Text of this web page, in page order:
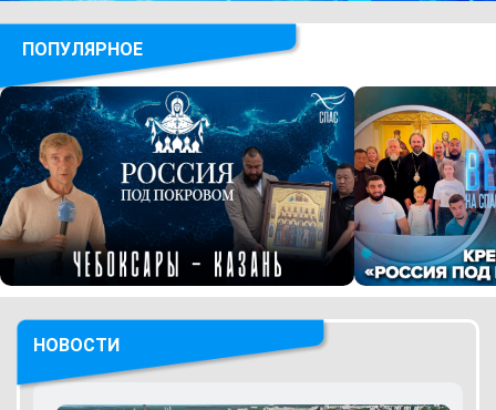
ПОПУЛЯРНОЕ
НОВОСТИ